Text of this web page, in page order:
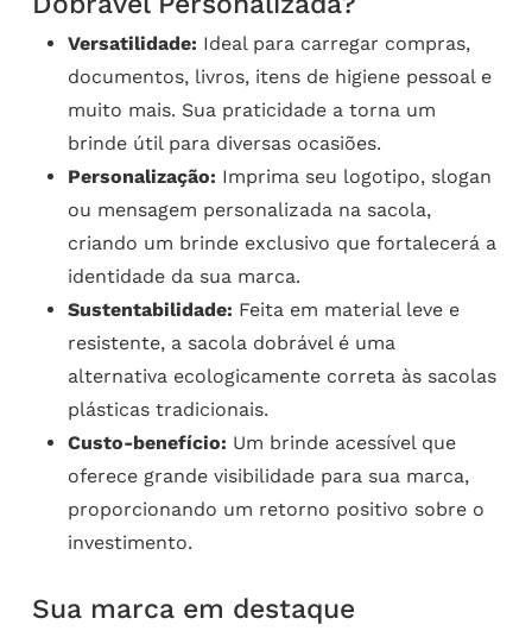
Versatilidade: Ideal para carregar compras,
documentos, livros, itens de higiene pessoal e
muito mais. Sua praticidade a torna um
brinde útil para diversas ocasiões.
Personalização: Imprima seu logotipo, slogan
ou mensagem personalizada na sacola,
criando um brinde exclusivo que fortalecerá a
identidade da sua marca.
Sustentabilidade: Feita em material leve e
resistente, a sacola dobrável é uma
alternativa ecologicamente correta às sacolas
plásticas tradicionais.
Custo-benefício: Um brinde acessível que
oferece grande visibilidade para sua marca,
proporcionando um retorno positivo sobre o
investimento.
Sua marca em destaque